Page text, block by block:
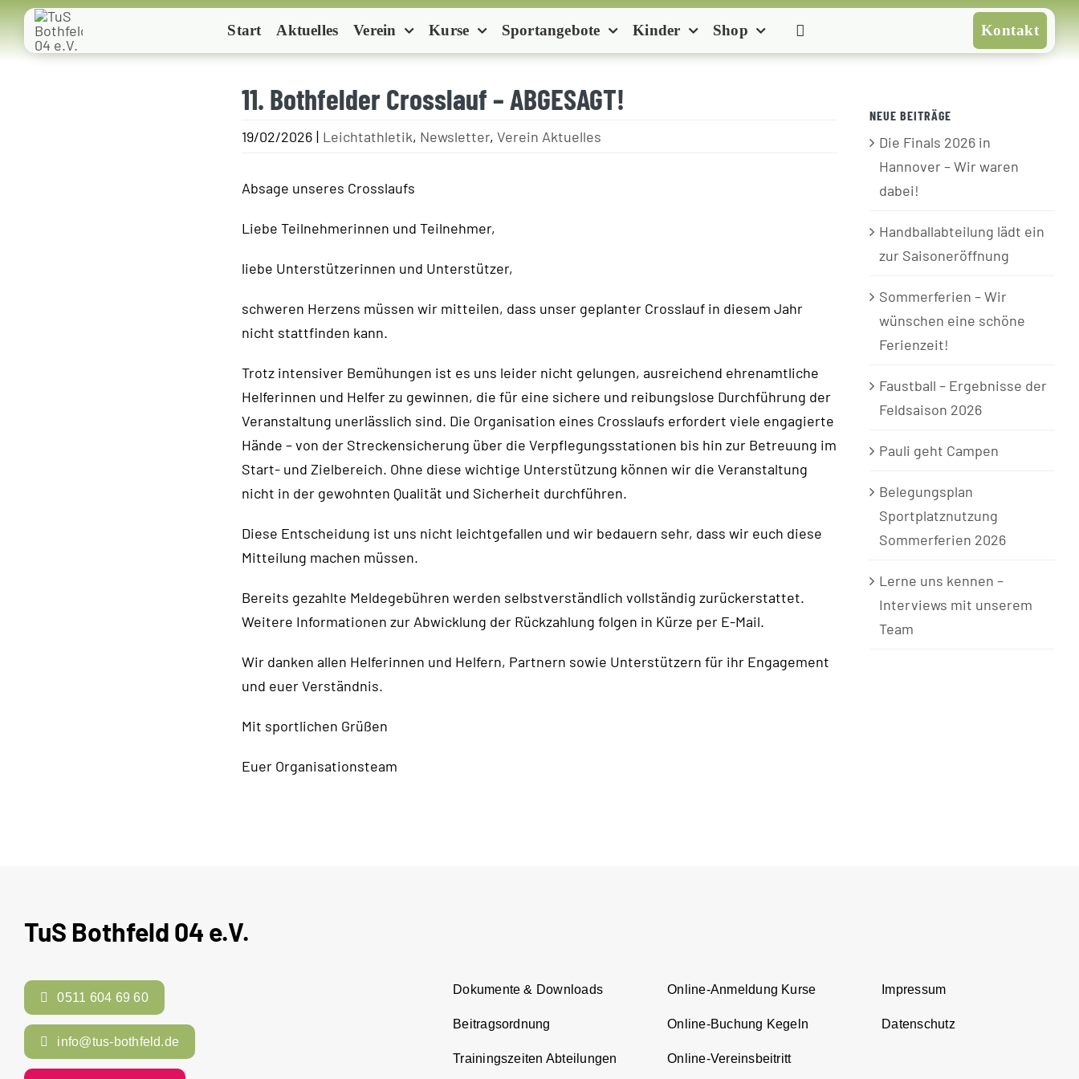
Zum
Inhalt
springen
Start Aktuelles Verein Kurse Sportangebote Kinder Shop Kontakt
11. Bothfelder Crosslauf – ABGESAGT!
19/02/2026 | Leichtathletik, Newsletter,Verein Aktuelles
Absage unseres Crosslaufs
Liebe Teilnehmerinnen und Teilnehmer,
liebe Unterstützerinnen und Unterstützer,
schweren Herzens müssen wir mitteilen, dass unser geplanter Crosslauf in diesem Jahr
nicht stattfinden kann.
Trotz intensiver Bemühungen ist es uns leider nicht gelungen, ausreichend ehrenamtliche
Helferinnen und Helfer zu gewinnen, die für eine sichere und reibungslose Durchführung der
Veranstaltung unerlässlich sind. Die Organisation eines Crosslaufs erfordert viele engagierte
Hände – von der Streckensicherung über die Verpflegungsstationen bis hin zur Betreuung im
Start- und Zielbereich. Ohne diese wichtige Unterstützung können wir die Veranstaltung
nicht in der gewohnten Qualität und Sicherheit durchführen.
Diese Entscheidung ist uns nicht leichtgefallen und wir bedauern sehr, dass wir euch diese
Mitteilung machen müssen.
Bereits gezahlte Meldegebühren werden selbstverständlich vollständig zurückerstattet.
Weitere Informationen zur Abwicklung der Rückzahlung folgen in Kürze per E-Mail.
Wir danken allen Helferinnen und Helfern, Partnern sowie Unterstützern für ihr Engagement
und euer Verständnis.
Mit sportlichen Grüßen
Euer Organisationsteam
NEUE BEITRÄGE
Die Finals 2026 in
Hannover – Wir waren
dabei!
Handballabteilung lädt ein
zur Saisoneröffnung
Sommerferien – Wir
wünschen eine schöne
Ferienzeit!
Faustball – Ergebnisse der
Feldsaison 2026
Pauli geht Campen
Belegungsplan
Sportplatznutzung
Sommerferien 2026
Lerne uns kennen –
Interviews mit unserem
Team
TuS Bothfeld 04 e.V.
0511 604 69 60
info@tus-bothfeld.de
Dokumente & Downloads
Beitragsordnung
Trainingszeiten Abteilungen
Online-Anmeldung Kurse
Online-Buchung Kegeln
Online-Vereinsbeitritt
Impressum
Datenschutz